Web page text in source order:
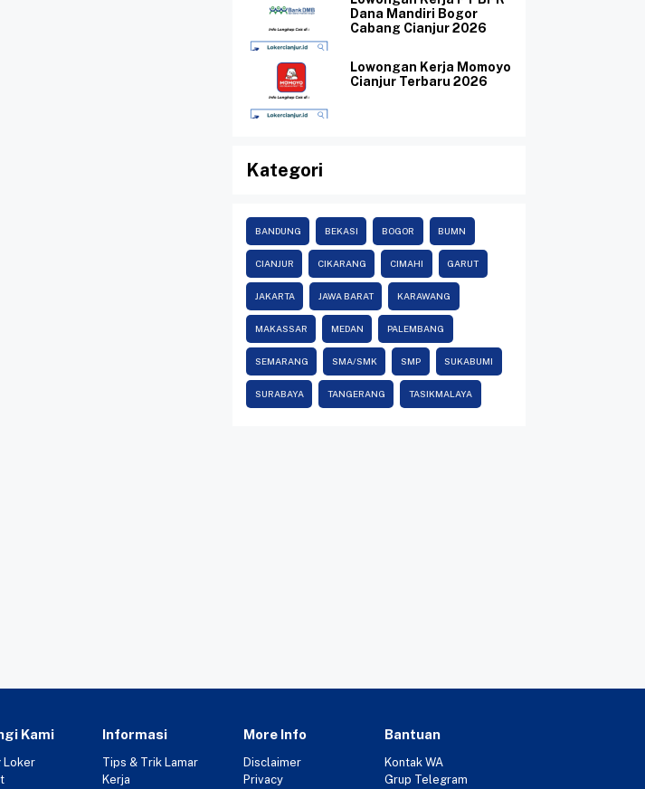
Dana Mandiri Bogor
Cabang Cianjur 2026
Lowongan Kerja Momoyo
Cianjur Terbaru 2026
Kategori
BANDUNG BEKASI BOGOR BUMN
CIANJUR CIKARANG CIMAHI GARUT
JAKARTA JAWA BARAT KARAWANG
MAKASSAR MEDAN PALEMBANG
SEMARANG SMA/SMK SMP SUKABUMI
SURABAYA TANGERANG TASIKMALAYA
Kami
Loker
Informasi
Tips & Trik Lamar
Kerja
More Info
Disclaimer
Privacy
Bantuan
Kontak WA
Grup Telegram